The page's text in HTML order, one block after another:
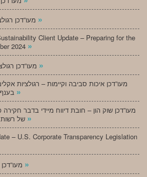
»
Client Update – Preparing for the
2024 »
»
מעו”דכן איכות סביבה וקיימות – רגולציות
»
מעו”דכן שוק הון – חובת דיווח מיידי בדבר חקירה
»
– U.S. Corporate Transparency Legislation
»